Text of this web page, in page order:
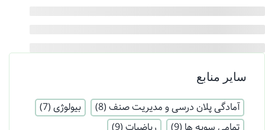
سایر منابع
آمادگی پلان درسی و مدیریت صنف (8) بیولوژی (7)
تمامی سویه ها (9) ریاضیات (9)